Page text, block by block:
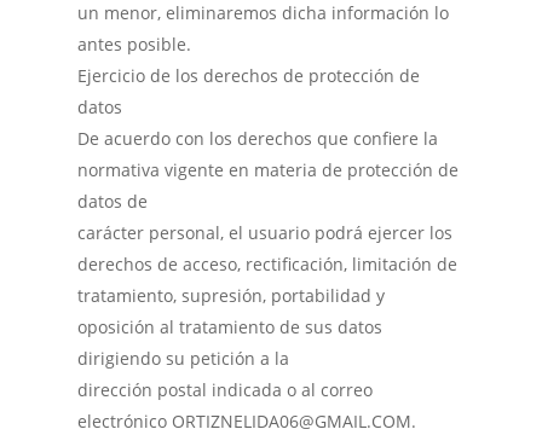
un menor, eliminaremos dicha información lo
antes posible.
Ejercicio de los derechos de protección de
datos
De acuerdo con los derechos que confiere la
normativa vigente en materia de protección de
datos de
carácter personal, el usuario podrá ejercer los
derechos de acceso, rectificación, limitación de
tratamiento, supresión, portabilidad y
oposición al tratamiento de sus datos
dirigiendo su petición a la
dirección postal indicada o al correo
electrónico ORTIZNELIDA06@GMAIL.COM.